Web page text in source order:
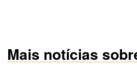
Mais notícias